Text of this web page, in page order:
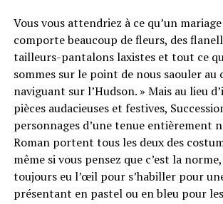
Vous vous attendriez à ce qu’un
comporte beaucoup de fleurs, des
tailleurs-pantalons laxistes et tout ce
sommes sur le point de nous saouler au
naviguant sur l’Hudson. » Mais au lieu
pièces audacieuses et festives,
personnages d’une tenue entièrement
Roman portent tous les deux des
même si vous pensez que c’est la
toujours eu l’œil pour s’habiller pour
présentant en pastel ou en bleu pour